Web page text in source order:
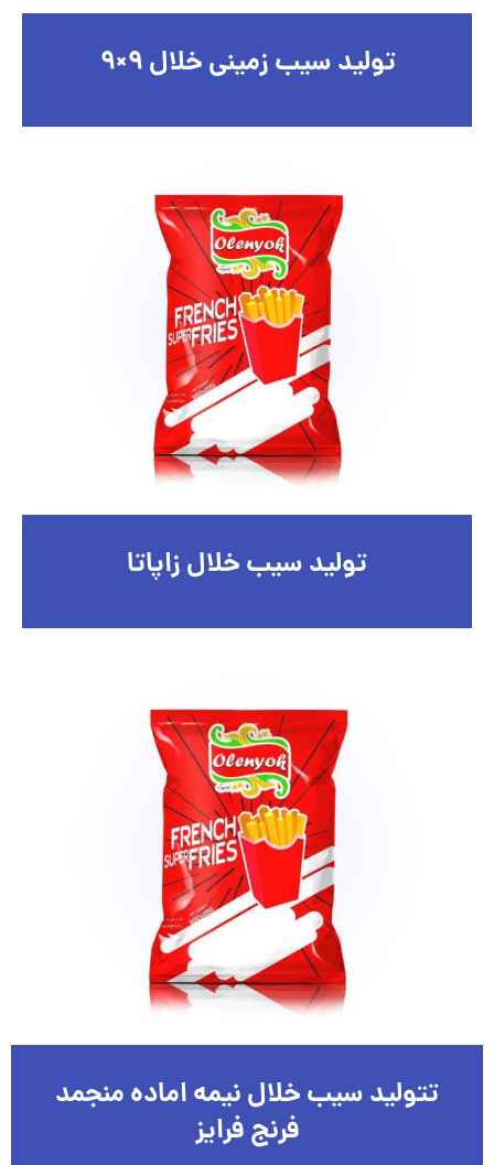
تولید سیب زمینی خلال ۹×۹
تولید سیب خلال زاپاتا
تتولید سیب خلال نیمه اماده منجمد
فرنج فرایز